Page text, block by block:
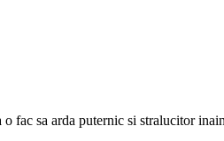
fac sa arda puternic si stralucitor